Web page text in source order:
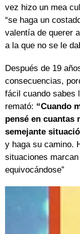
vez hizo un mea
“se haga un
valentía de querer
a la que no se le
Después de 19
consecuencias,
fácil cuando sabes
remató: “Cuando
pensé en cuantas
semejante
y haga su camino.
situaciones
equivocándose”